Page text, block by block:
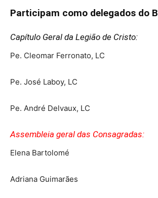
Participam como delegados do
Capítulo Geral da Legião de Cristo:
Pe. Cleomar Ferronato, LC
Pe. José Laboy, LC
Pe. André Delvaux, LC
Assembleia geral das Consagradas:
Elena Bartolomé
Adriana Guimarães